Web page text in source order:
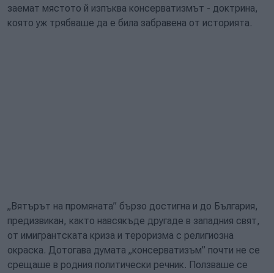
заемат мястото й изпъква консерватизмът - доктрина,
която уж трябваше да е била забравена от историята.
„Вятърът на промяната” бързо достигна и до България,
предизвикан, както навсякъде другаде в западния свят,
от имигрантската криза и тероризма с религиозна
окраска. Дотогава думата „консерватизъм” почти не се
срещаше в родния политически речник. Ползваше се